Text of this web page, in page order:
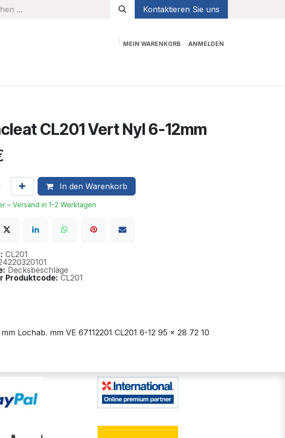
Kontaktieren Sie uns
MEIN WARENKORB ANMELDEN
CL201 Vert Nyl 6-12mm
In den Warenkorb
– Versand in 1–2 Werktagen
CL201
Decksbeschläge
Produktcode: CL201
Lochab. mm VE 67112201 CL201 6-12 95 x 28 72 10